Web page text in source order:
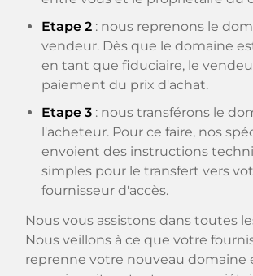
Etape 2 : nous reprenons le
vendeur. Dès que le domaine
en tant que fiduciaire, le
paiement du prix d'achat.
Etape 3 : nous transférons le
l'acheteur. Pour ce faire, nos
envoient des instructions
simples pour le transfert vers
fournisseur d'accès.
Nous vous assistons dans toutes
Nous veillons à ce que votre
reprenne votre nouveau domaine